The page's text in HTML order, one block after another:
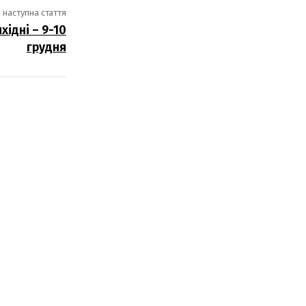
наступна стаття
– 9-10
грудня